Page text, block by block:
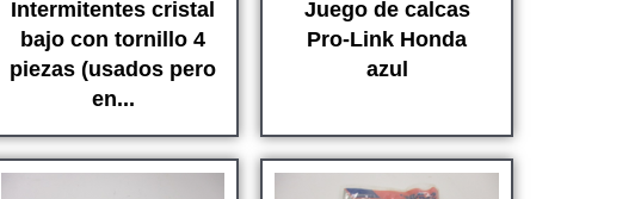
Intermitentes cristal
bajo con tornillo 4
piezas (usados ​​pero
en...
Juego de calcas
Pro-Link Honda
azul